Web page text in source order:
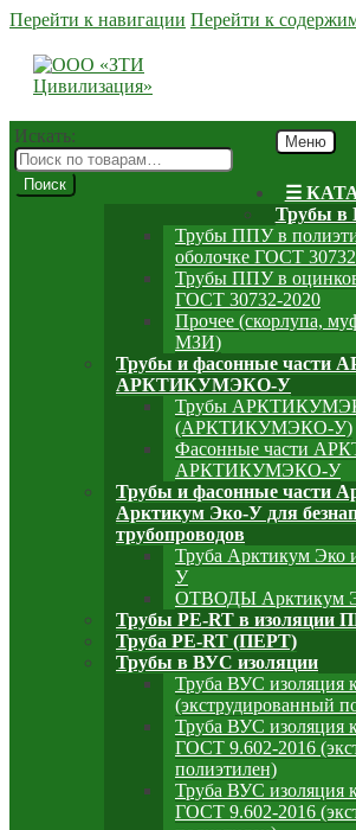
Перейти к навигации Перейти к
Искать:
Поиск
Меню
☰
Трубы
Трубы ППУ в
оболочке ГОСТ
Трубы ППУ в
ГОСТ 30732-2020
Прочее (скорлупа,
МЗИ)
Трубы и фасонные
АРКТИКУМЭКО-У
Трубы
(АРКТИКУМЭКО-У)
Фасонные части
АРКТИКУМЭКО-У
Трубы и фасонные части
Арктикум Эко-У для
трубопроводов
Труба Арктикум Эко
У
ОТВОДЫ Арктикум
Трубы PE-RT в
⁠Трубa PE-RT (ПЕРТ)
Трубы в ВУС изоляции
Труба ВУС изоляция
(экструдированный
Труба ВУС изоляция
ГОСТ 9.602-2016
полиэтилен)
Труба ВУС изоляция
ГОСТ 9.602-2016